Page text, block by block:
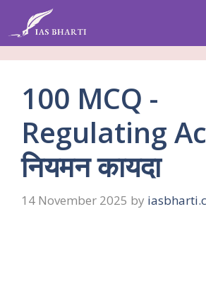
content
100 MCQ -
Regulating
नियमन कायदा
14 November 2025 by